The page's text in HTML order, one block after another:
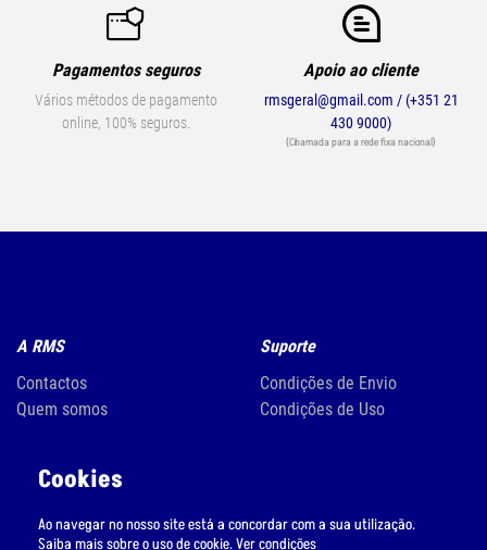
Pagamentos seguros
Vários métodos de pagamento
online, 100% seguros.
Apoio ao cliente
rmsgeral@gmail.com / (+351 21
430 9000)
(Chamada para a rede fixa nacional)
A RMS
Contactos
Quem somos
Suporte
Condições de Envio
Condições de Uso
Métodos de pagamento
Cookies
Ao navegar no nosso site está a concordar com a sua utilização.
Saiba mais sobre o uso de cookie.Ver condições